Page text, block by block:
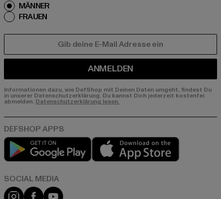
MÄNNER
FRAUEN
ANMELDEN
Informationen dazu, wie DefShop mit Deinen Daten umgeht, findest Du
in unserer Datenschutzerklärung. Du kannst Dich jederzeit kostenfei
abmelden. Datenschutzerklärung lesen.
Play market
Instagram
FacebookYouTube